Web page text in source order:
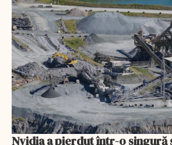
Nvidia a pierdut într-o singură